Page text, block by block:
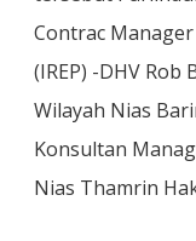
Contrac
(IREP) -DHV Rob
Wilayah Nias
Konsultan
Nias Thamrin